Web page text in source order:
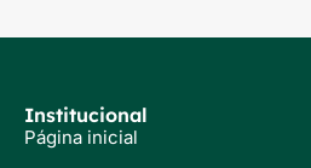
Institucional
Página inicial